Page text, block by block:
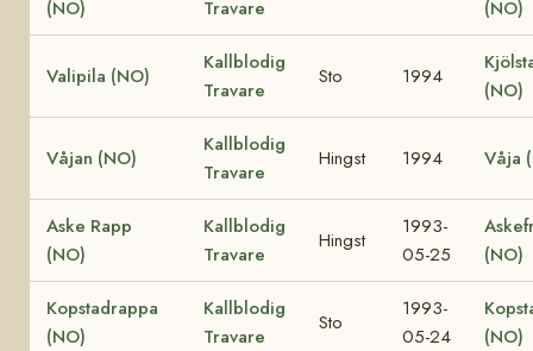
(NO)
Travare
(NO)
Valipila (NO)
Kallblodig
Travare
Sto 1994
(NO)
Våjan (NO)
Kallblodig
Travare
Hingst 1994 Våja
Aske Rapp
(NO)
Kallblodig
Travare
Hingst
1993-
05-25
(NO)
Kopstadrappa
(NO)
Kallblodig
Travare
Sto
1993-
05-24
(NO)